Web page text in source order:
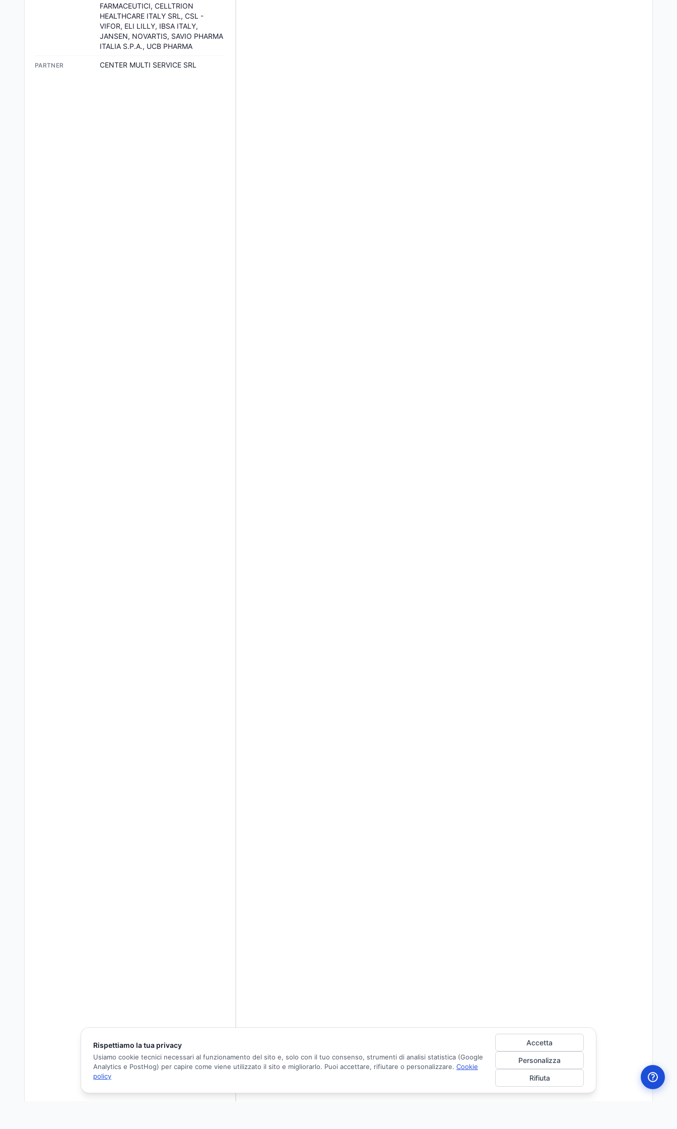
FARMACEUTICI, CELLTRION
HEALTHCARE ITALY SRL, CSL -
VIFOR, ELI LILLY, IBSA ITALY,
JANSEN, NOVARTIS, SAVIO PHARMA
ITALIA S.P.A., UCB PHARMA
PARTNER CENTER MULTI SERVICE SRL
Rispettiamo la tua privacy
Usiamo cookie tecnici necessari al funzionamento del sito e, solo con il tuo consenso, strumenti di analisi statistica (Google
Analytics e PostHog) per capire come viene utilizzato il sito e migliorarlo. Puoi accettare, rifiutare o personalizzare. Cookie
policy
Accetta
Personalizza
Rifiuta